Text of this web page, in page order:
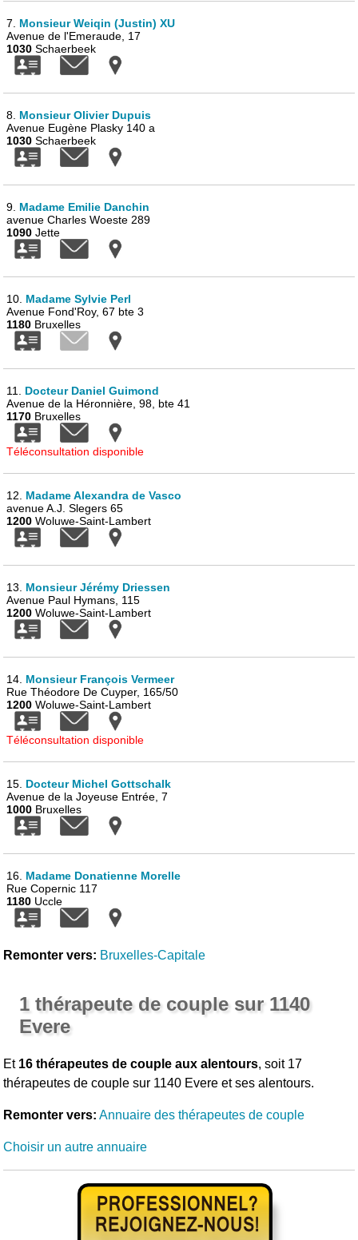
7. Monsieur Weiqin (Justin) XU
Avenue de l'Emeraude, 17
1030 Schaerbeek
8. Monsieur Olivier Dupuis
Avenue Eugène Plasky 140 a
1030 Schaerbeek
9. Madame Emilie Danchin
avenue Charles Woeste 289
1090 Jette
10. Madame Sylvie Perl
Avenue Fond'Roy, 67 bte 3
1180 Bruxelles
11. Docteur Daniel Guimond
Avenue de la Héronnière, 98, bte 41
1170 Bruxelles
Téléconsultation disponible
12. Madame Alexandra de Vasco
avenue A.J. Slegers 65
1200 Woluwe-Saint-Lambert
13. Monsieur Jérémy Driessen
Avenue Paul Hymans, 115
1200 Woluwe-Saint-Lambert
14. Monsieur François Vermeer
Rue Théodore De Cuyper, 165/50
1200 Woluwe-Saint-Lambert
Téléconsultation disponible
15. Docteur Michel Gottschalk
Avenue de la Joyeuse Entrée, 7
1000 Bruxelles
16. Madame Donatienne Morelle
Rue Copernic 117
1180 Uccle
Remonter vers: Bruxelles-Capitale
1 thérapeute de couple sur 1140
Evere
Et 16 thérapeutes de couple aux alentours, soit 17
thérapeutes de couple sur 1140 Evere et ses alentours.
Remonter vers: Annuaire des thérapeutes de couple
Choisir un autre annuaire